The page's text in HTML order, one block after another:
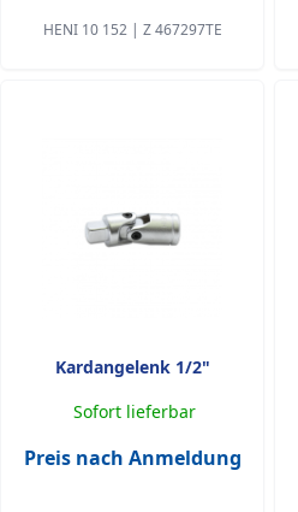
HENI 10 152 | Z 467297TE
Kardangelenk 1/2"
Sofort lieferbar
Preis nach Anmeldung